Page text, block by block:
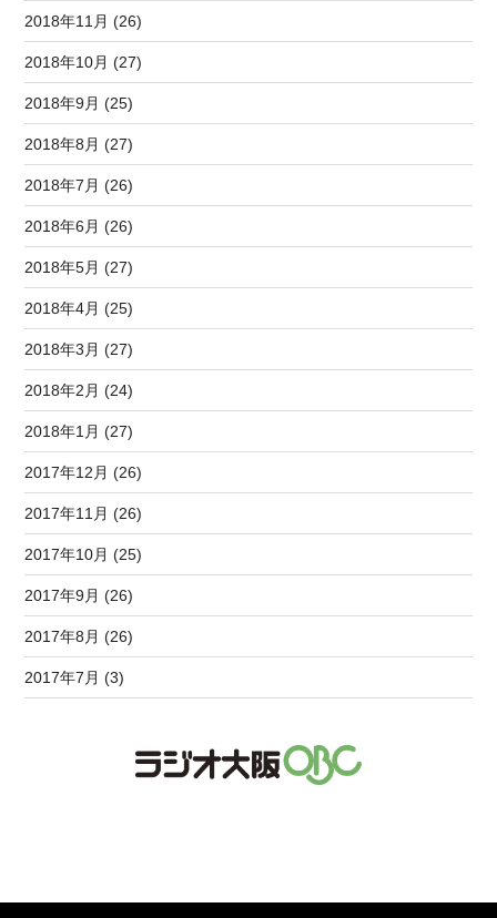
2018年11月 (26)
2018年10月 (27)
2018年9月 (25)
2018年8月 (27)
2018年7月 (26)
2018年6月 (26)
2018年5月 (27)
2018年4月 (25)
2018年3月 (27)
2018年2月 (24)
2018年1月 (27)
2017年12月 (26)
2017年11月 (26)
2017年10月 (25)
2017年9月 (26)
2017年8月 (26)
2017年7月 (3)